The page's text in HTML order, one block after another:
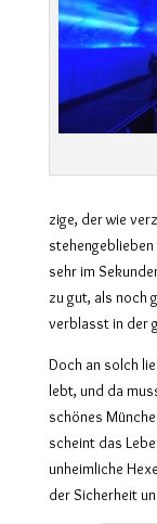
zige, der wie
sehr im
zu gut, als noch
verblasst in der
Doch an solch
lebt, und da
schönes
scheint das
unheimliche
der Sicherheit